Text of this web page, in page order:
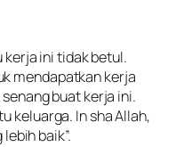
kerja ini tidak betul.
mendapatkan kerja
buat kerja ini.
keluarga. In sha Allah,
baik”.